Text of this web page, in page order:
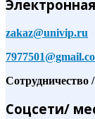
zakaz@univip.ru
Соцсети/